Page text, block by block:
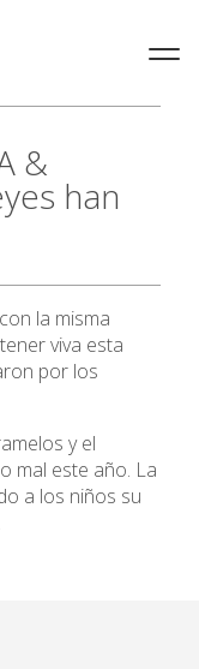
&
han
la misma
viva esta
por los
y el
mal este año. La
a los niños su